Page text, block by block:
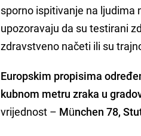
sporno ispitivanje na ljudima
upozoravaju da su testirani
zdravstveno načeti ili su
Europskim propisima
kubnom metru zraka u
vrijednost – München 78,